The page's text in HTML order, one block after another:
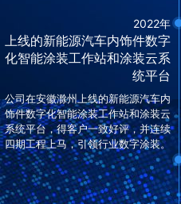
2022年
上线的新能源汽车内饰件数字
化智能涂装工作站和涂装云系
统平台
公司在安徽滁州上线的新能源汽车内
饰件数字化智能涂装工作站和涂装云
系统平台，得客户一致好评，并连续
四期工程上马，引领行业数字涂装。